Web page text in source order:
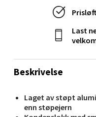
Beskrivelse
Laget av støpt
enn støpejern
Last
Narvik -
Åpent i dag 10-20